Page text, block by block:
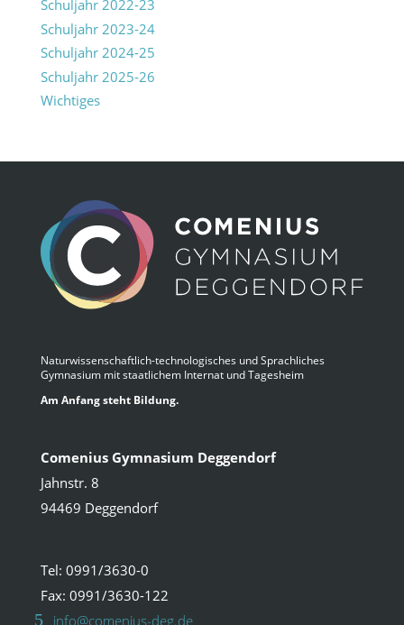
Schuljahr 2022-23
Schuljahr 2023-24
Schuljahr 2024-25
Schuljahr 2025-26
Wichtiges
Naturwissenschaftlich-technologisches und Sprachliches
Gymnasium mit staatlichem Internat und Tagesheim
Am Anfang steht Bildung.
Comenius Gymnasium Deggendorf
Jahnstr. 8
94469 Deggendorf
Tel: 0991/3630-0
Fax: 0991/3630-122
info@comenius-deg.de